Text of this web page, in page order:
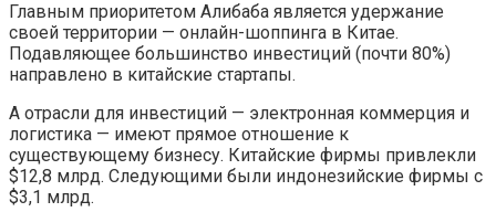
Главным приоритетом Алибаба является удержание
своей территории — онлайн-шоппинга в Китае.
Подавляющее большинство инвестиций (почти 80%)
направлено в китайские стартапы.
А отрасли для инвестиций — электронная коммерция и
логистика — имеют прямое отношение к
существующему бизнесу. Китайские фирмы привлекли
$12,8 млрд. Следующими были индонезийские фирмы с
$3,1 млрд.